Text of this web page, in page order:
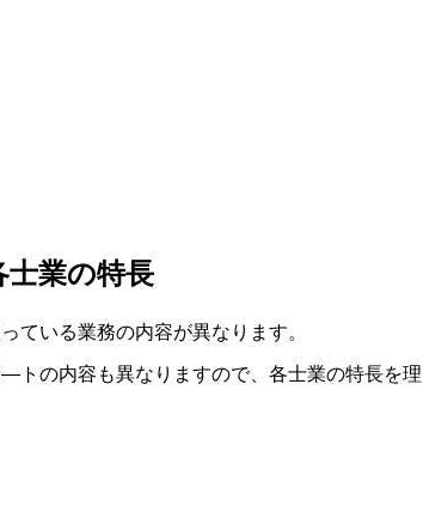
業の特長
ている業務の内容が異なります。
トの内容も異なりますので、各士業の特長を理